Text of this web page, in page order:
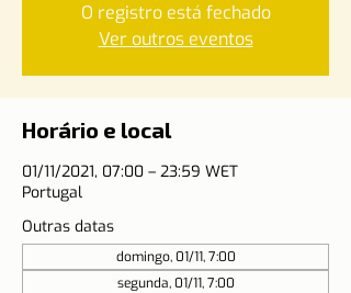
O registro está fechado
Ver outros eventos
Horário e local
01/11/2021, 07:00 – 23:59 WET
Portugal
Outras datas
domingo, 01/11, 7:00
segunda, 01/11, 7:00